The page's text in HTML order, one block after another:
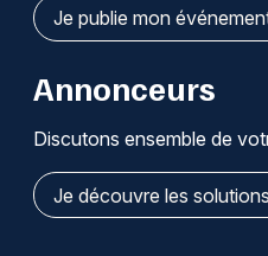
Je publie mon
Annonceurs
Discutons ensemble de
Je découvre les solutions